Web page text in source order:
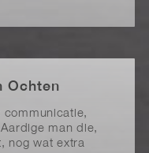
Ochten
communicatie,
man die,
nog wat extra